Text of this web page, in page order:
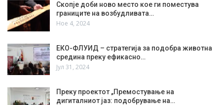
Скопје доби ново место кое ги поместува
границите на возбудливата…
Ное 4, 2024
ЕКО-ФЛУИД – стратегија за подобра животна
средина преку ефикасно…
Јул 31, 2024
Преку проектот „Премостување на
дигиталниот јаз: подобрување на…